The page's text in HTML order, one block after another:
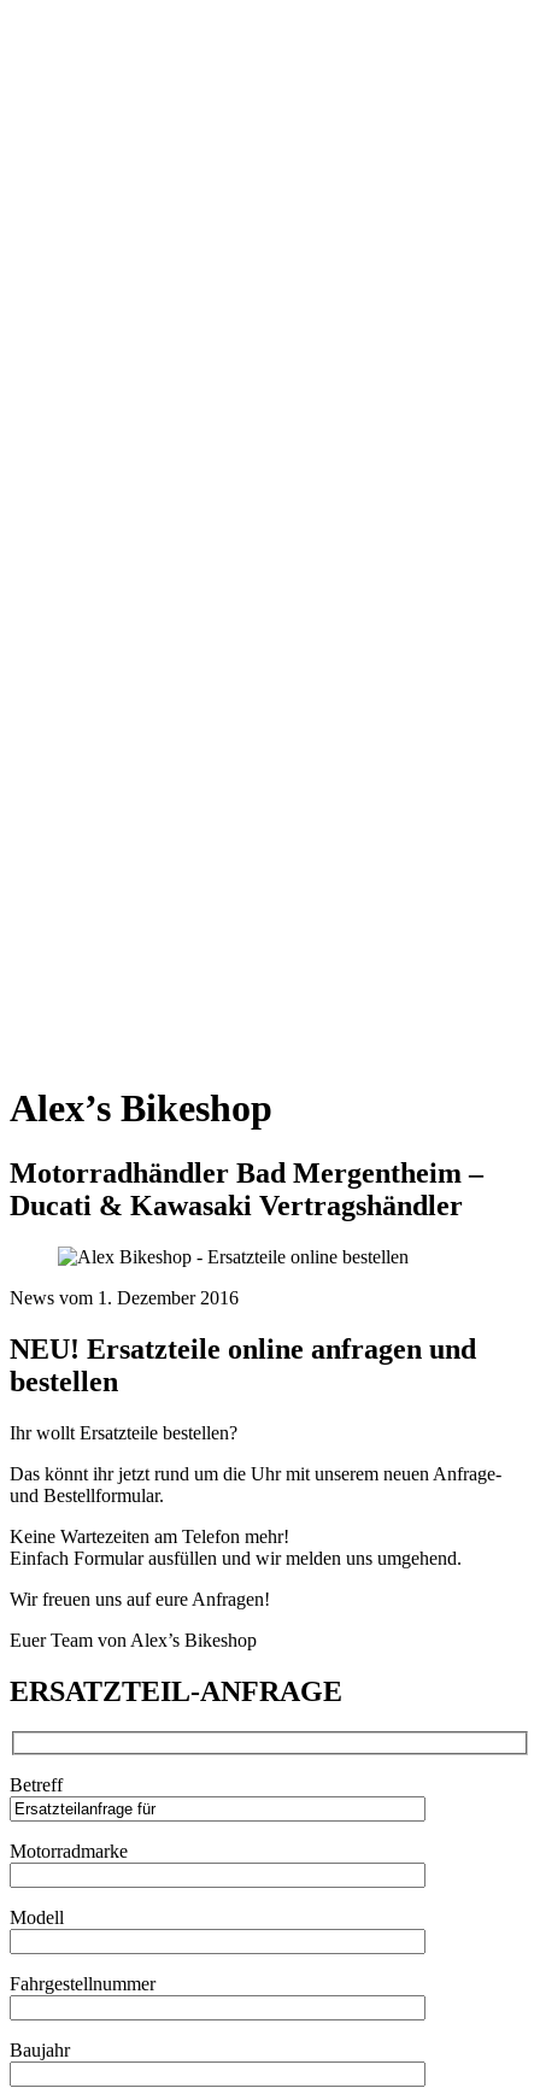
Alex’s Bikeshop
Motorradhändler Bad Mergentheim –
Ducati & Kawasaki Vertragshändler
News vom 1. Dezember 2016
NEU! Ersatzteile online anfragen und
bestellen
Ihr wollt Ersatzteile bestellen?
Das könnt ihr jetzt rund um die Uhr mit unserem neuen Anfrage-
und Bestellformular.
Keine Wartezeiten am Telefon mehr!
Einfach Formular ausfüllen und wir melden uns umgehend.
Wir freuen uns auf eure Anfragen!
Euer Team von Alex’s Bikeshop
ERSATZTEIL-ANFRAGE
Betreff
Motorradmarke
Modell
Fahrgestellnummer
Baujahr